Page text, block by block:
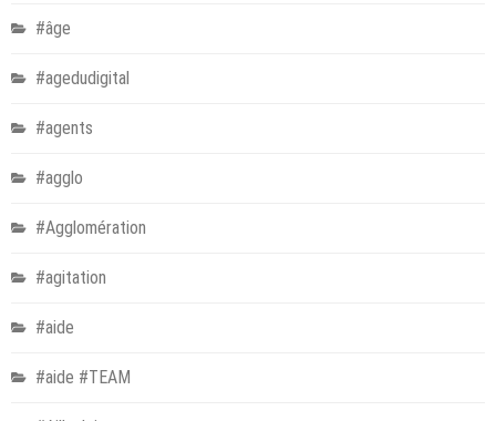
#âge
#agedudigital
#agents
#agglo
#Agglomération
#agitation
#aide
#aide #TEAM